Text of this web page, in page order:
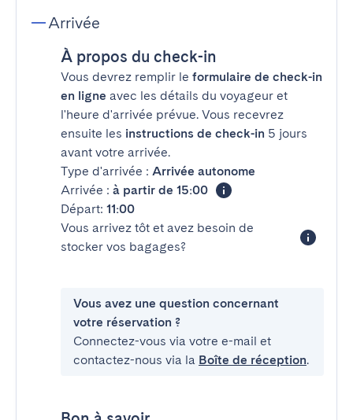
Arrivée
À propos du check-in
Vous devrez remplir le formulaire de check-in
en ligne avec les détails du voyageur et
l'heure d'arrivée prévue. Vous recevrez
ensuite les instructions de check-in 5 jours
avant votre arrivée.
Type d'arrivée : Arrivée autonome
Arrivée : à partir de 15:00
Départ: 11:00
Vous arrivez tôt et avez besoin de
stocker vos bagages?
Vous avez une question concernant
votre réservation ?
Connectez-vous via votre e-mail et
contactez-nous via la Boîte de réception.